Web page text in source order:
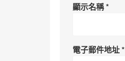
顯示名稱*
電子郵件地址*